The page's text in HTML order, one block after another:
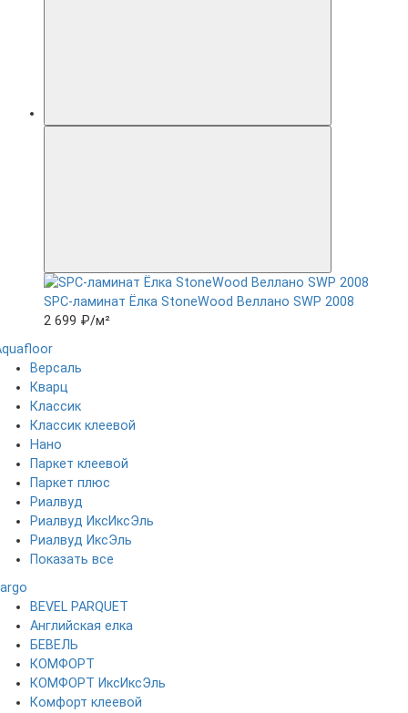
SPC-ламинат Ëлка StoneWood Веллано SWP 2008
2 699 ₽/м²
Версаль
Кварц
Классик
Классик клеевой
Нано
Паркет клеевой
Паркет плюс
Риалвуд
Риалвуд ИксИксЭль
Риалвуд ИксЭль
Показать все
BEVEL PARQUET
Английская елка
БЕВЕЛЬ
КОМФОРТ
КОМФОРТ ИксИксЭль
Комфорт клеевой